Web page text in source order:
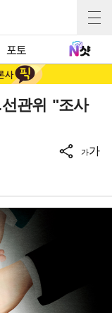
포토
관위 "조사
가가